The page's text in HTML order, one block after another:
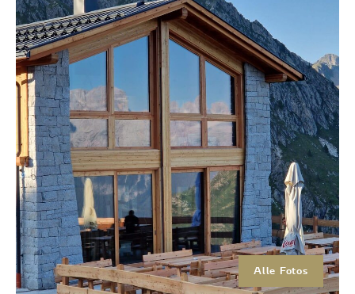
Alle Fotos